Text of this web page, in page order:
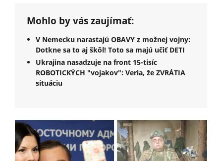
Mohlo by vás zaujímať:
V Nemecku narastajú OBAVY z možnej vojny:
Dotkne sa to aj škôl! Toto sa majú učiť DETI
Ukrajina nasadzuje na front 15-tisíc
ROBOTICKÝCH "vojakov": Veria, že ZVRÁTIA
situáciu